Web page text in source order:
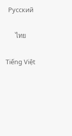
Русский
ไทย
Tiếng Việt